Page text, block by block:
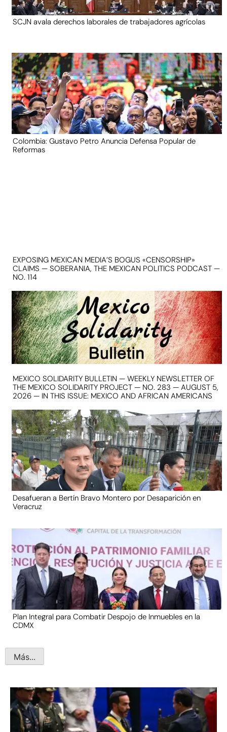
SCJN avala derechos laborales de trabajadores agrícolas
Colombia: Gustavo Petro Anuncia Defensa Popular de
Reformas
EXPOSING MEXICAN MEDIA’S BOGUS «CENSORSHIP»
CLAIMS — SOBERANIA, THE MEXICAN POLITICS PODCAST —
NO. 114
MEXICO SOLIDARITY BULLETIN — WEEKLY NEWSLETTER OF
THE MEXICO SOLIDARITY PROJECT — NO. 283 — AUGUST 5,
2026 — IN THIS ISSUE: MEXICO AND AFRICAN AMERICANS
Desafueran a Bertín Bravo Montero por Desaparición en
Veracruz
Plan Integral para Combatir Despojo de Inmuebles en la
CDMX
Más...